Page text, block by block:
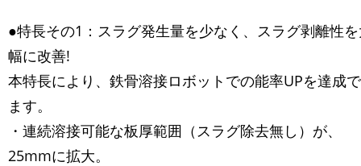
●特長その1：スラグ発生量を少なく、スラグ剥離性
幅に改善!
本特長により、鉄骨溶接ロボットでの能率UPを達成
ます。
・連続溶接可能な板厚範囲（スラグ除去無し）が、
25mmに拡大。